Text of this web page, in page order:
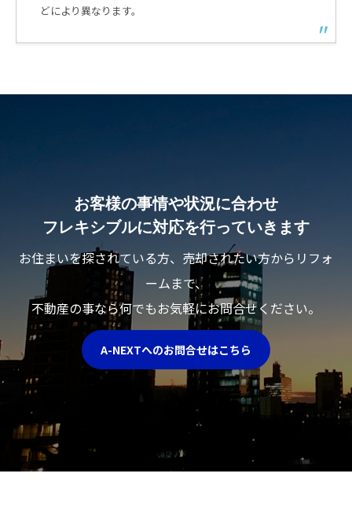
どにより異なります。
お客様の事情や状況に合わせ
フレキシブルに対応を行っていきます
お住まいを探されている方、売却されたい方からリフォ
ームまで、
不動産の事なら何でもお気軽にお問合せください。
A-NEXTへのお問合せはこちら